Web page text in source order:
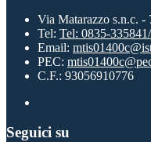
Via Matarazzo s.n.c.
Tel: Tel: 0835-
Email:
PEC:
C.F.: 93056910776
Seguici su